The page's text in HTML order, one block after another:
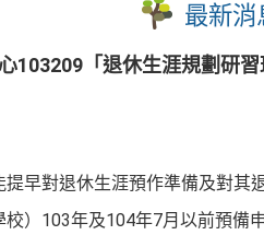
最新消
103209「退休生涯規劃研習
早對退休生涯預作準備及對其
）103年及104年7月以前預備